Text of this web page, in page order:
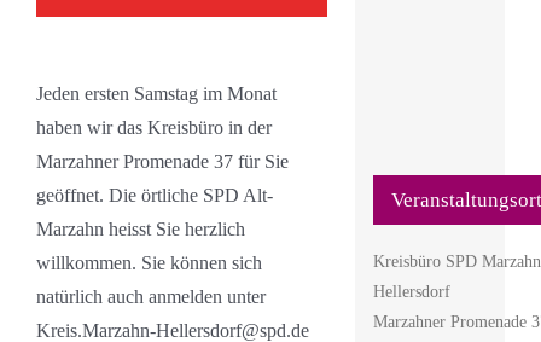
Jeden ersten Samstag im Monat
haben wir das Kreisbüro in der
Marzahner Promenade 37 für Sie
geöffnet. Die örtliche SPD Alt-
Marzahn heisst Sie herzlich
willkommen. Sie können sich
natürlich auch anmelden unter
Kreis.Marzahn-Hellersdorf@spd.de
Kreisbüro SPD
Hellersdorf
Marzahner Promenade